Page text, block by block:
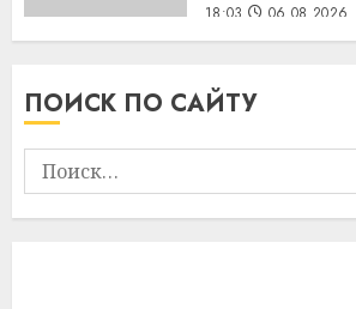
18:03 06.08.2026
ПОИСК ПО САЙТУ
Найти: